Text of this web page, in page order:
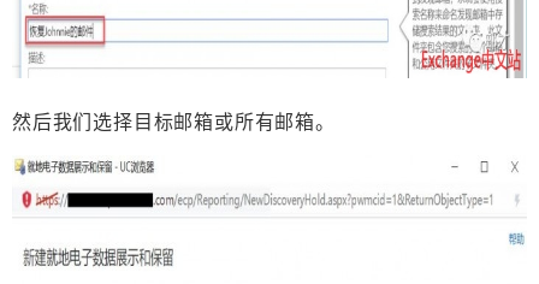
然后我们选择目标邮箱或所有邮箱。